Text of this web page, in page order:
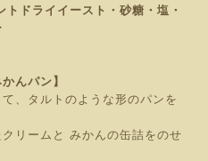
ドライイースト・砂糖・塩・
んパン】
、タルトのような形のパンを
リームと みかんの缶詰をのせ